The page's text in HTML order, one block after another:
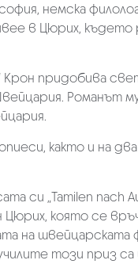
немска
в Цюрих, където
Крон придобива
Романът му
както и на
си „Tamilen nach
която се
на
този приз